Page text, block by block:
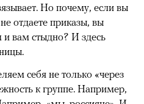
Но почему, если вы
отдаете приказы, вы
и вам стыдно? И здесь
себя не только «через
к группе. Например,